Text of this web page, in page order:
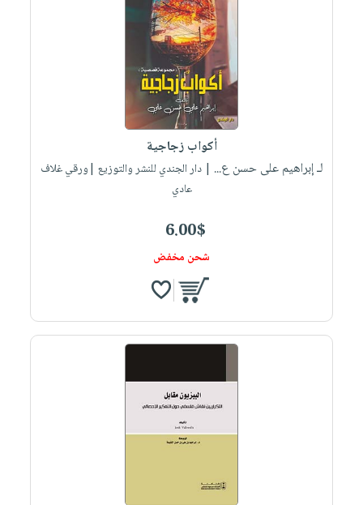
أكواب زجاجية
لـ إبراهيم على حسن ع... | دار الجندي للنشر والتوزيع |ورقي غلاف
عادي
6.00$
شحن مخفض